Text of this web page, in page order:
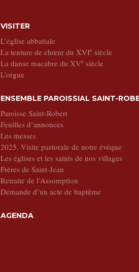
VISITER
L’église abbatiale
La tenture de chœur du XVIesiècle
La danse macabre du XVesiècle
L’orgue
ENSEMBLE PAROISSIAL SAINT-
Paroisse Saint-Robert
Feuilles d’annonces
Les messes
2025. Visite pastorale de notre évêque
Les églises et les saints de nos villages
Frères de Saint-Jean
Retraite de l’Assomption
Demande d’un acte de baptême
AGENDA